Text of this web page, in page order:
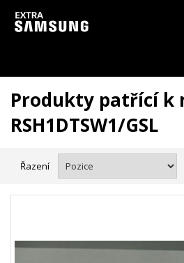
Vzhledem k aktuální situaci se může
zpozdit. Děkujeme za
Produkty patřící k
RSH1DTSW1/GSL
Řazení